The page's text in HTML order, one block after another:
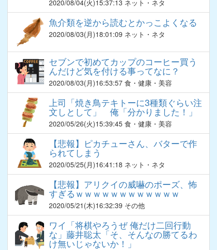
2020/08/04(火)15:37:13 ネット・ネタ
魚介類を逆から読むとかっこよくなる
2020/08/03(月)18:01:09 ネット・ネタ
セブンで初めてカップのコーヒー買う
んだけど気を付ける事ってなに？
2020/08/03(月)16:53:57 食・健康・美容
上司「焼き鳥テキトーに3種類ぐらい注
文しとして」 俺「分かりました！」
2020/05/26(火)15:39:45 食・健康・美容
【悲報】ピカチューさん、バターで作
られてしまう
2020/05/25(月)16:41:18 ネット・ネタ
【悲報】アリクイの威嚇のポーズ、怖
すぎるｗｗｗｗｗｗｗｗｗｗｗｗ
2020/05/21 (木)16:32:39 その他
ワイ「将棋やろうぜ 俺だけ二回行動
な」藤井聡太「そ、そんなの勝てるわ
け無いじゃないか！」